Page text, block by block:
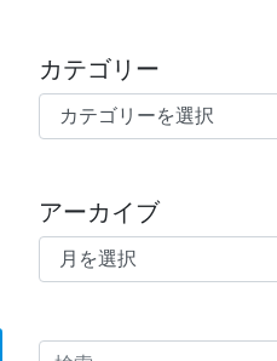
カテゴリー
カテゴリー
アーカイブ
アーカイブ
検索: